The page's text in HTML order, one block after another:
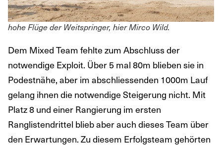
hohe Flüge der Weitspringer, hier Mirco Wild.
Dem Mixed Team fehlte zum Abschluss der
notwendige Exploit. Über 5 mal 80m blieben sie in
Podestnähe, aber im abschliessenden 1000m Lauf
gelang ihnen die notwendige Steigerung nicht. Mit
Platz 8 und einer Rangierung im ersten
Ranglistendrittel blieb aber auch dieses Team über
den Erwartungen. Zu diesem Erfolgsteam gehörten